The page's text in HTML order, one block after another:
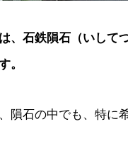
、石鉄隕石（いして
。
隕石の中でも、特に